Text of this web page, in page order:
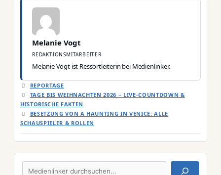
Melanie Vogt
REDAKTIONSMITARBEITER
Melanie Vogt ist Ressortleiterin bei Medienlinker.
KATEGORIEN
REPORTAGE
TAGE BIS WEIHNACHTEN 2026 – LIVE-COUNTDOWN &
HISTORISCHE FAKTEN
BESETZUNG VON A HAUNTING IN VENICE: ALLE
SCHAUSPIELER & ROLLEN
Suchen